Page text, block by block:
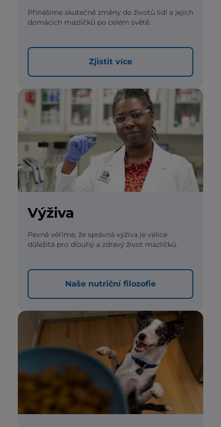
Přinášíme skutečné změny do životů lidí a jejich
domácích mazlíčků po celém světě.
Zjistit více
Výživa
Pevně věříme, že správná výživa je velice
důležitá pro dlouhý a zdravý život mazlíčků.
Naše nutriční filozofie